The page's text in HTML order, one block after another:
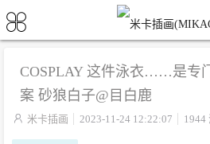
COSPLAY 这件泳衣……是专
案 砂狼白子@目白鹿
 米卡插画 2023-11-24 12:22:07 1944